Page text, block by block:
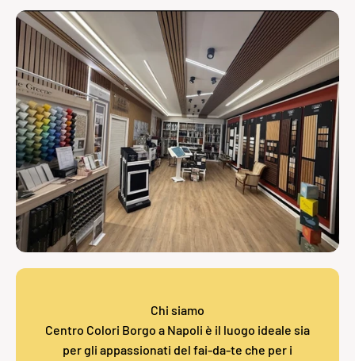
Chi siamo
Centro Colori Borgo a Napoli è il luogo ideale sia
per gli appassionati del fai-da-te che per i